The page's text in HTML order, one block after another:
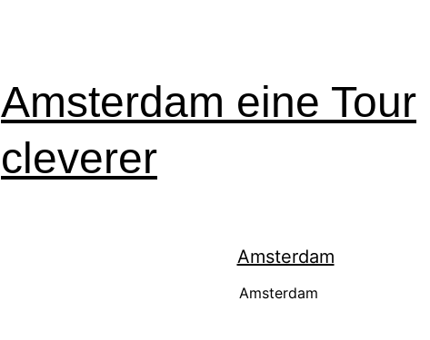
Amsterdam eine Tour
cleverer
Amsterdam